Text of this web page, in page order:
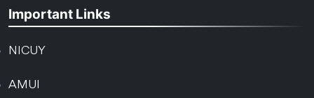
Important Links
NICUY
AMUI